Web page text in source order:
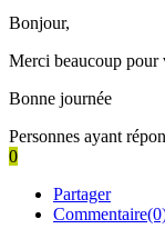
Bonjour,
Merci beaucoup pour
Bonne journée
Personnes ayant
0
Partager